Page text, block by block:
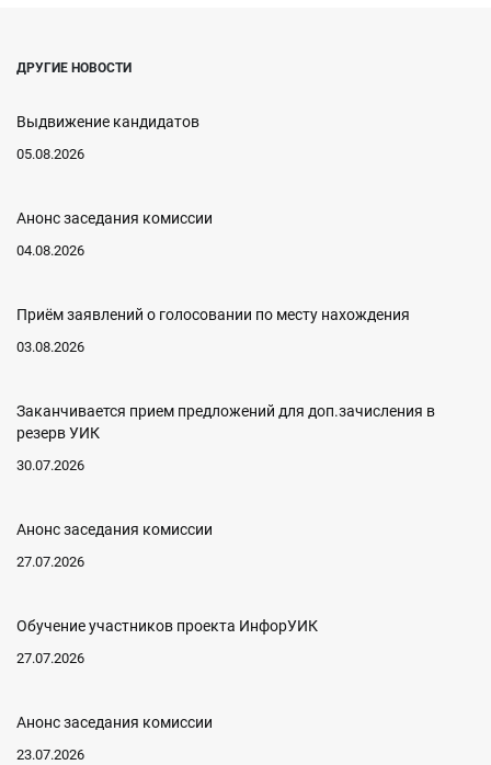
ДРУГИЕ НОВОСТИ
Выдвижение кандидатов
05.08.2026
Анонс заседания комиссии
04.08.2026
Приём заявлений о голосовании по месту нахождения
03.08.2026
Заканчивается прием предложений для доп.зачисления в
резерв УИК
30.07.2026
Анонс заседания комиссии
27.07.2026
Обучение участников проекта ИнфорУИК
27.07.2026
Анонс заседания комиссии
23.07.2026